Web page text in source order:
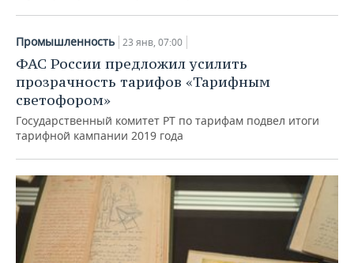
Промышленность 23 янв, 07:00
ФАС России предложил усилить
прозрачность тарифов «Тарифным
светофором»
Государственный комитет РТ по тарифам подвел итоги
тарифной кампании 2019 года